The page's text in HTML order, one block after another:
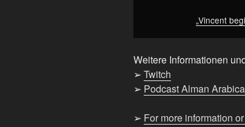
„Vincent
Weitere Informationen
➢ Twitch
➢ Podcast Alman Arabica
➢ For more information